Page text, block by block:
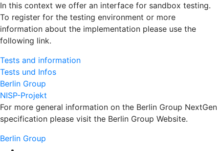
In this context we offer an interface for sandbox testing.
To register for the testing environment or more
information about the implementation please use the
following link.
Tests and information
Tests und Infos
Berlin Group
NISP-Projekt
For more general information on the Berlin Group NextGen
specification please visit the Berlin Group Website.
Berlin Group